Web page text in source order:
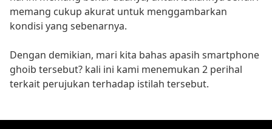
memang cukup akurat untuk menggambarkan
kondisi yang sebenarnya.
Dengan demikian, mari kita bahas apasih smartphone
ghoib tersebut? kali ini kami menemukan 2 perihal
terkait perujukan terhadap istilah tersebut.